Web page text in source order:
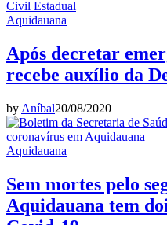
Aquidauana
Após decretar
recebe auxílio da
by Aníbal20/08/2020
Aquidauana
Sem mortes pelo
Aquidauana tem